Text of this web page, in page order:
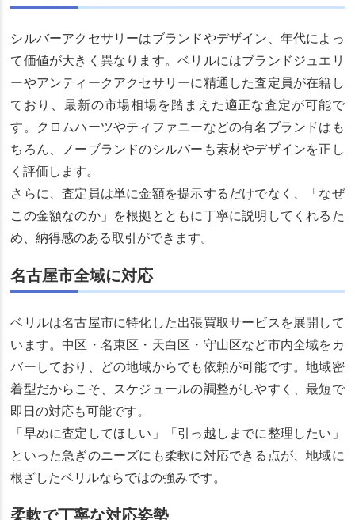
シルバーアクセサリーはブランドやデザイン、年代によっ
て価値が大きく異なります。ベリルにはブランドジュエリ
ーやアンティークアクセサリーに精通した査定員が在籍し
ており、最新の市場相場を踏まえた適正な査定が可能で
す。クロムハーツやティファニーなどの有名ブランドはも
ちろん、ノーブランドのシルバーも素材やデザインを正し
く評価します。
さらに、査定員は単に金額を提示するだけでなく、「なぜ
この金額なのか」を根拠とともに丁寧に説明してくれるた
め、納得感のある取引ができます。
名古屋市全域に対応
ベリルは名古屋市に特化した出張買取サービスを展開して
います。中区・名東区・天白区・守山区など市内全域をカ
バーしており、どの地域からでも依頼が可能です。地域密
着型だからこそ、スケジュールの調整がしやすく、最短で
即日の対応も可能です。
「早めに査定してほしい」「引っ越しまでに整理したい」
といった急ぎのニーズにも柔軟に対応できる点が、地域に
根ざしたベリルならではの強みです。
柔軟で丁寧な対応姿勢